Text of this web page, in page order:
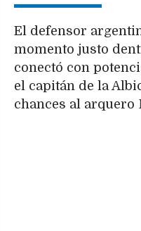
El defensor
momento justo
conectó con
el capitán de la
chances al arquero